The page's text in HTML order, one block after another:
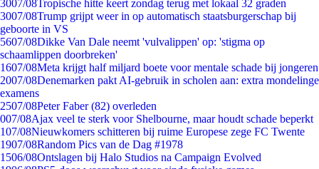
3007/08Tropische hitte keert zondag terug met lokaal 32 graden
3007/08Trump grijpt weer in op automatisch staatsburgerschap bij
geboorte in VS
5607/08Dikke Van Dale neemt 'vulvalippen' op: 'stigma op
schaamlippen doorbreken'
1607/08Meta krijgt half miljard boete voor mentale schade bij jongeren
2007/08Denemarken pakt AI-gebruik in scholen aan: extra mondelinge
examens
2507/08Peter Faber (82) overleden
007/08Ajax veel te sterk voor Shelbourne, maar houdt schade beperkt
107/08Nieuwkomers schitteren bij ruime Europese zege FC Twente
1907/08Random Pics van de Dag #1978
1506/08Ontslagen bij Halo Studios na Campaign Evolved